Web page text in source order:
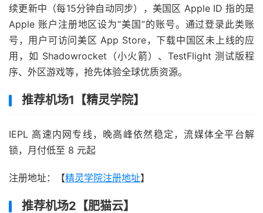
续更新中（每15分钟自动同步），美国区 Apple ID 指的是
Apple 账户注册地区设为“美国”的账号。通过登录此类账
号，用户可访问美区 App Store，下载中国区未上线的应
用，如 Shadowrocket（小火箭）、TestFlight 测试版程
序、外区游戏等，抢先体验全球优质资源。
推荐机场1【精灵学院】
IEPL 高速内网专线，晚高峰依然稳定，流媒体全平台解
锁，月付低至 8 元起
注册地址：【精灵学院注册地址】
推荐机场2【肥猫云】